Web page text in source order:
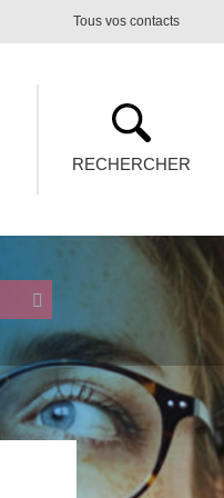
Tous vos contacts
RECHERCHER